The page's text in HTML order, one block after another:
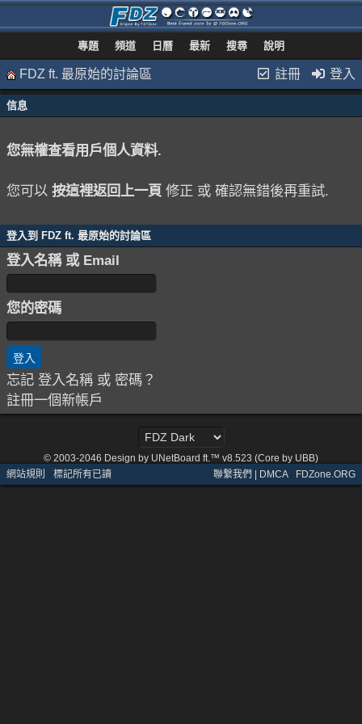
專題 頻道 日曆 最新 搜尋 說明
註冊 登入
FDZ ft. 最原始的討論區
信息
您無權查看用戶個人資料.
您可以 按這裡返回上一頁 修正 或 確認無錯後再重試.
登入到 FDZ ft. 最原始的討論區
登入名稱 或 Email
您的密碼
忘記 登入名稱 或 密碼？
註冊一個新帳戶
© 2003-2046 Design by UNetBoard ft.™ v8.523 (Core by UBB)
網站規則 · 標記所有已讀 聯繫我們 | DMCA· FDZone.ORG